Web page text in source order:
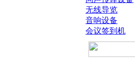
无线导览
音响设备
会议签到机